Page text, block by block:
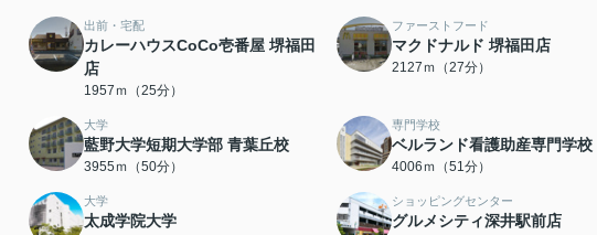
出前・宅配
カレーハウスCoCo壱番屋 堺福田
店
1957ｍ（25分）
ファーストフード
マクドナルド 堺福田店
2127ｍ（27分）
大学
藍野大学短期大学部 青葉丘校
3955ｍ（50分）
専門学校
ベルランド看護助産専門学校
4006ｍ（51分）
大学
太成学院大学
ショッピングセンター
グルメシティ深井駅前店